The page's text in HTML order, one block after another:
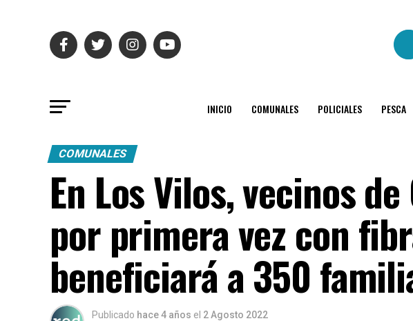
INICIO COMUNALES POLICIALES PESCA
COMUNALES
En Los Vilos, vecinos
por primera vez con
beneficiará a 350
Publicado hace 4 años el 2 Agosto 2022